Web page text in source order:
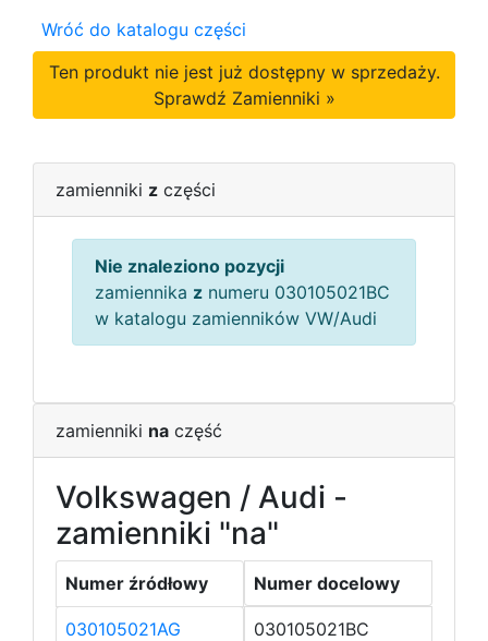
Wróć do katalogu części
Ten produkt nie jest już dostępny w sprzedaży.
Sprawdź Zamienniki »
zamienniki z części
Nie znaleziono pozycji
zamiennika z numeru 030105021BC
w katalogu zamienników VW/Audi
zamienniki na część
Volkswagen / Audi -
zamienniki "na"
Numer źródłowy Numer docelowy
030105021AG 030105021BC